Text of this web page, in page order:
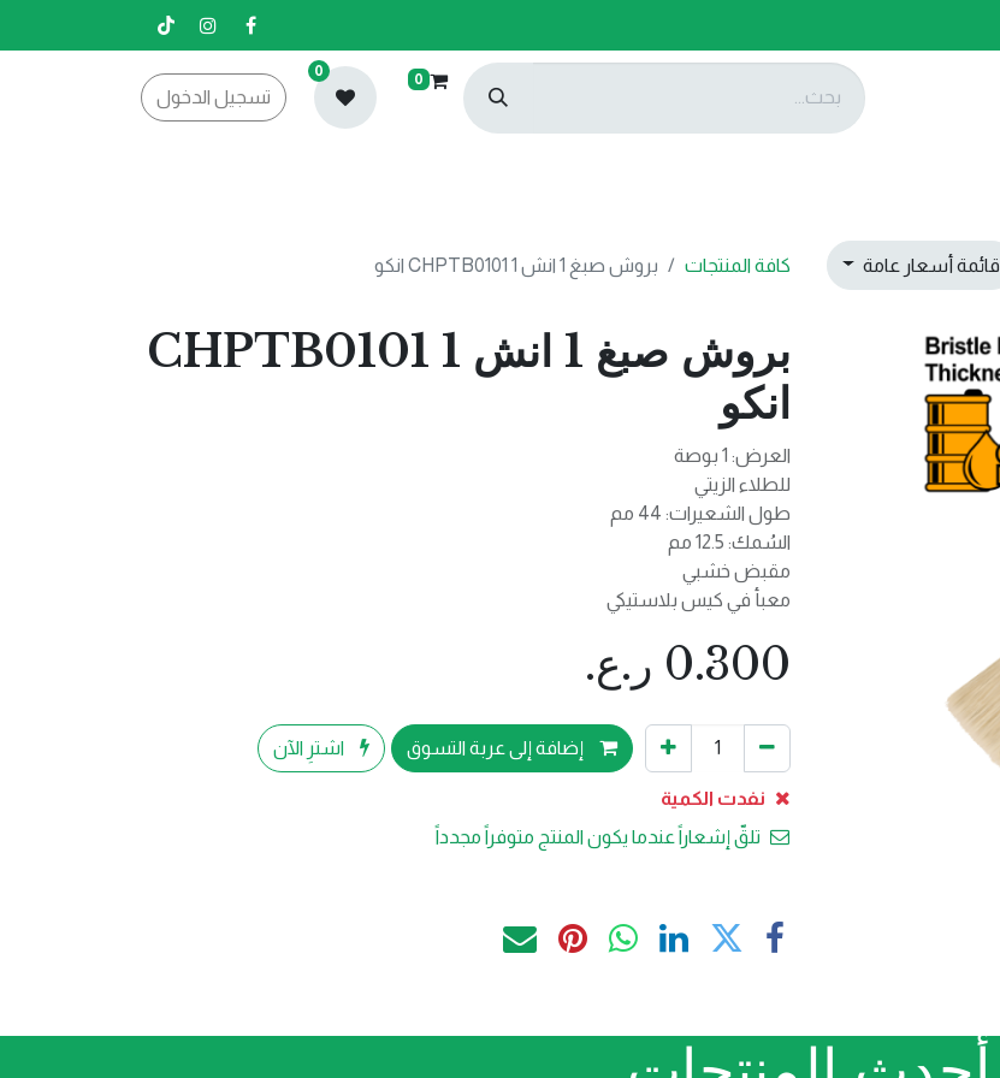
0
0
تسجيل الدخول
قائمة أسعار عامة كافة المنتجات بروش صبغ 1 انش 1 CHPTB0101 انكو
بروش صبغ 1 انش 1 CHPTB0101
انكو
العرض: 1 بوصة
للطلاء الزيتي
طول الشعيرات: 44 مم
السُمك: 12.5 مم
مقبض خشبي
معبأ في كيس بلاستيكي
0.300 ر.ع.
إضافة إلى عربة التسوق اشترِ الآن
نفدت الكمية
تلقّ إشعاراً عندما يكون المنتج متوفراً مجدداً